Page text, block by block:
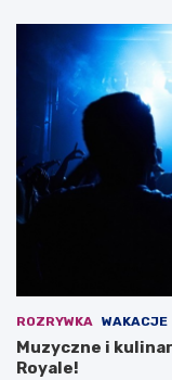
ROZRYWKA WAKACJE
Muzyczne i
Royale!